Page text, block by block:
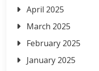
April 2025
March 2025
February 2025
January 2025